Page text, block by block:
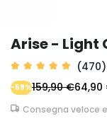
Arise - Light
(470)
64,90
-59%159,90 €
Consegna veloce